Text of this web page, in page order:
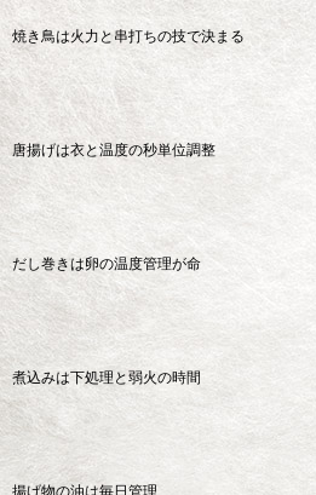
焼き鳥は火力と串打ちの技で決まる
唐揚げは衣と温度の秒単位調整
だし巻きは卵の温度管理が命
煮込みは下処理と弱火の時間
揚げ物の油は毎日管理